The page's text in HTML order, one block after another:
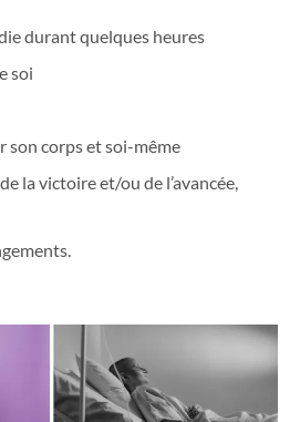
durant quelques heures
soi
son corps et soi-même
la victoire et/ou de l’avancée,